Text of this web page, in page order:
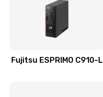
Fujitsu ESPRIMO C910-L